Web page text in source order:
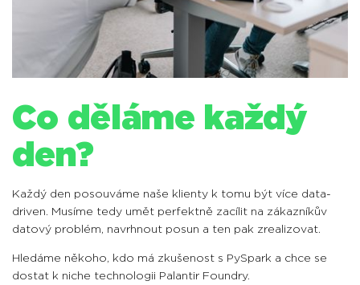
Co děláme každý
den?
Každý den posouváme naše klienty k tomu být více data-
driven. Musíme tedy umět perfektně zacílit na zákazníkův
datový problém, navrhnout posun a ten pak zrealizovat.
Hledáme někoho, kdo má zkušenost s PySpark a chce se
dostat k niche technologii Palantir Foundry.